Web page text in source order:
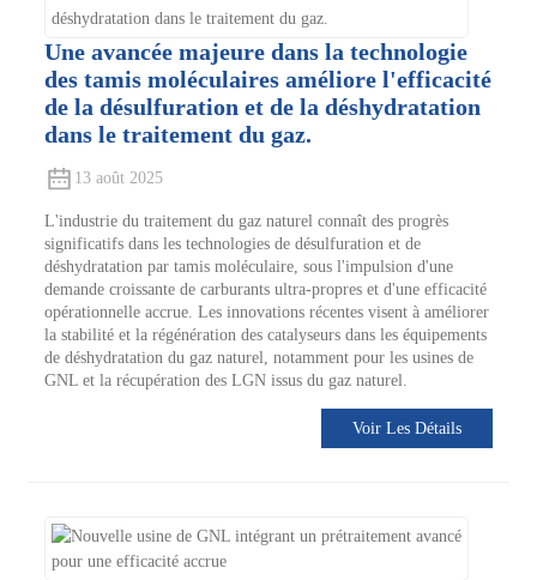
Une avancée majeure dans la technologie
des tamis moléculaires améliore l'efficacité
de la désulfuration et de la déshydratation
dans le traitement du gaz.
13 août 2025
L'industrie du traitement du gaz naturel connaît des progrès
significatifs dans les technologies de désulfuration et de
déshydratation par tamis moléculaire, sous l'impulsion d'une
demande croissante de carburants ultra-propres et d'une efficacité
opérationnelle accrue. Les innovations récentes visent à améliorer
la stabilité et la régénération des catalyseurs dans les équipements
de déshydratation du gaz naturel, notamment pour les usines de
GNL et la récupération des LGN issus du gaz naturel.
Voir Les Détails